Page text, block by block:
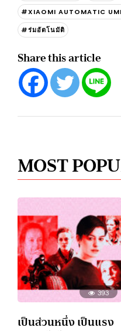
#XIAOMI AUTOMATIC
#ร่มอัตโนมัติ
Share this article
MOST
393
เป็นส่วนหนึ่ง เป็นแรง